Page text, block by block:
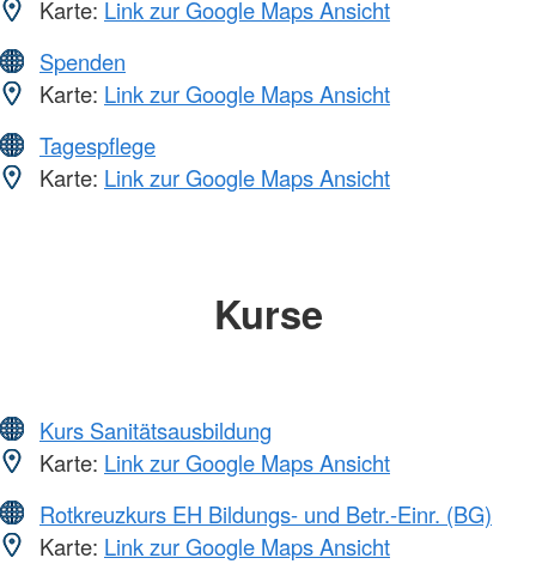
Karte: Link zur Google Maps Ansicht
Spenden
Karte: Link zur Google Maps Ansicht
Tagespflege
Karte: Link zur Google Maps Ansicht
Kurse
Kurs Sanitätsausbildung
Karte: Link zur Google Maps Ansicht
Rotkreuzkurs EH Bildungs- und Betr.-Einr. (BG)
Karte: Link zur Google Maps Ansicht